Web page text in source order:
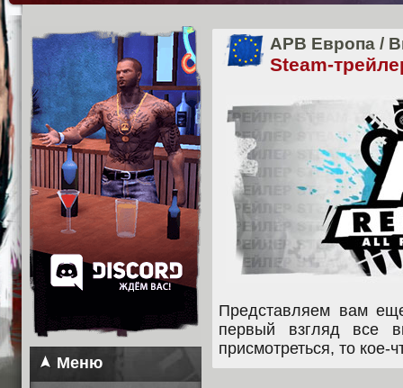
Меню
APB Европа /
Steam-
Представляем вам
первый взгляд все
присмотреться, то